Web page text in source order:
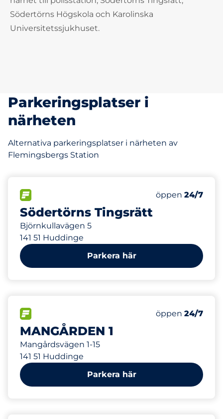
Södertörns Högskola och Karolinska
Universitetssjukhuset.
Parkeringsplatser i
närheten
Alternativa parkeringsplatser i närheten av
Flemingsbergs Station
Södertörns Tingsrätt
Björnkullavägen 5
141 51 Huddinge
Antal
Totalt antal
Torsdag&nbsp
öppen 24/7
108 m
Parkera här
MANGÅRDEN 1
Mangårdsvägen 1-15
141 51 Huddinge
Antal
Totalt antal
Torsdag&nbsp
öppen 24/7
409 m
Parkera här